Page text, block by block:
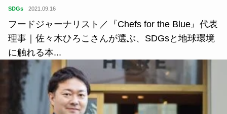
SDGs 2021.09.16
フードジャーナリスト／『Chefs for the Blue』代表
理事｜佐々木ひろこさんが選ぶ、SDGsと地球環境
に触れる本...